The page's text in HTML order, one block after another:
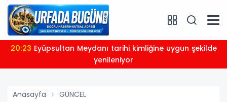
20:23
yenileniyor
Anasayfa GÜNCEL